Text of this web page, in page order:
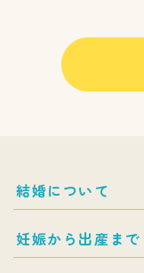
結婚について
妊娠から出産まで